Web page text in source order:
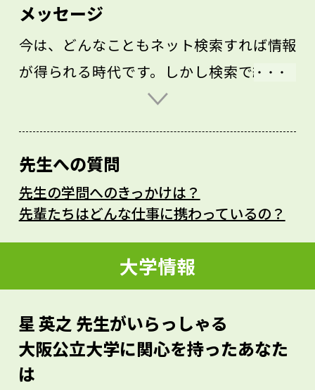
メッセージ
今は、どんなこともネット検索すれば情報
が得られる時代です。しかし検索で終わら
ずに、実際の経験を積んでほしいです。
くの学生は野生動物による被害「獣害」を
数量などの情報でしかわかっていません。
そのため、動物が入れないよう集落ごとフ
す。興味のあることは、実際に現場に行っ
て、自分の目で見て、触れてみてくださ
い。人々がそれらにどう向き合っているか
を実体験して、初めて自分の中で理解でき
ることがたくさんあると思います。
先生への質問
先生の学問へのきっかけは？
先輩たちはどんな仕事に携わっているの？
大学情報
星 英之 先生がいらっしゃる
大阪公立大学に関心を持ったあなた
は